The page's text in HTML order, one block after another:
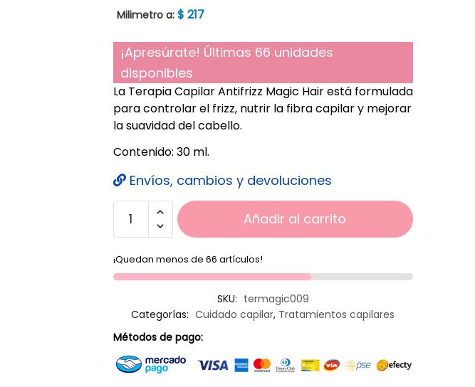
Milimetro a: $ 217
¡Apresúrate! Últimas 66 unidades
disponibles
La Terapia Capilar Antifrizz Magic Hair está formulada
para controlar el frizz, nutrir la fibra capilar y mejorar
la suavidad del cabello.
Contenido: 30 ml.
Envíos, cambios y devoluciones
Añadir al carrito
¡Quedan menos de 66 artículos!
SKU: termagic009
Categorías: Cuidado capilar, Tratamientos capilares
Métodos de pago: